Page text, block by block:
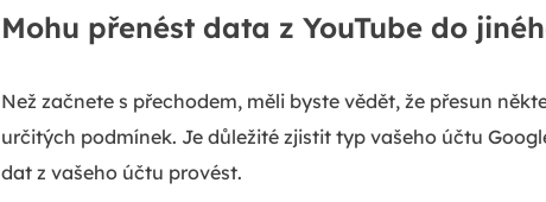
Mohu přenést data z YouTube do
Než začnete s přechodem, měli byste vědět, že přesun
určitých podmínek. Je důležité zjistit typ vašeho účtu
dat z vašeho účtu provést.